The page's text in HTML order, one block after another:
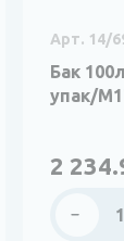
Арт. 14/
Бак
упак/
2